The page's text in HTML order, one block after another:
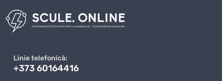
fotografie. Citiți informațiile din fișa produsului, verificați
caracteristicile și comparați opțiunile apropiate. În acest
ușor articolul care se integrează în rutina dumneavoastră.
Cum se face o alegere corectă
Linie telefonică:
+373 60164416